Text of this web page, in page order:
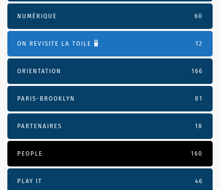
NUMÉRIQUE 60
ON REVISITE LA TOILE 🖥️ 12
ORIENTATION 166
PARIS-BROOKLYN 81
PARTENAIRES 18
PEOPLE 160
PLAY IT 46